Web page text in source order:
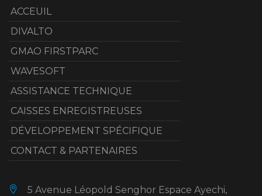
ACCEUIL
DIVALTO
GMAO FIRSTPARC
WAVESOFT
ASSISTANCE TECHNIQUE
CAISSES ENREGISTREUSES
DÉVELOPPEMENT SPÉCIFIQUE
CONTACT & PARTENAIRES
5 Avenue Léopold Senghor Espace Ayechi,